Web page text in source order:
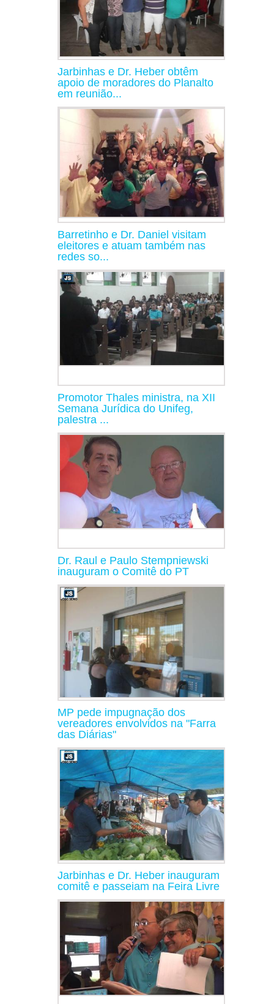
Jarbinhas e Dr. Heber obtêm
apoio de moradores do Planalto
em reunião...
Barretinho e Dr. Daniel visitam
eleitores e atuam também nas
redes so...
Promotor Thales ministra, na XII
Semana Jurídica do Unifeg,
palestra ...
Dr. Raul e Paulo Stempniewski
inauguram o Comitê do PT
MP pede impugnação dos
vereadores envolvidos na "Farra
das Diárias"
Jarbinhas e Dr. Heber inauguram
comitê e passeiam na Feira Livre